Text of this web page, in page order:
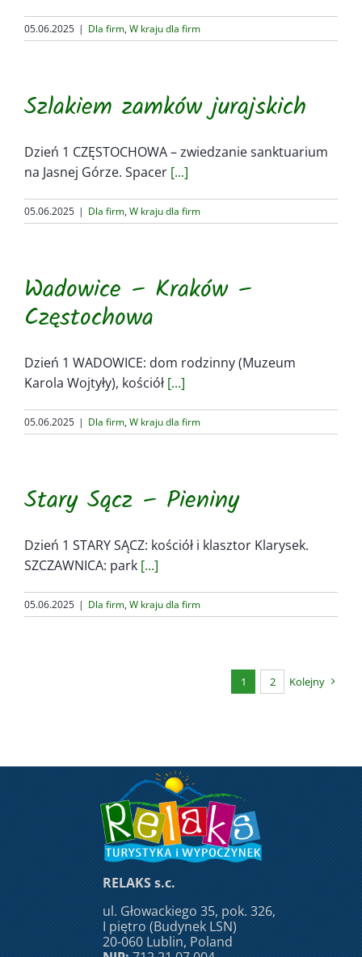
05.06.2025 | Dla firm, W kraju dla firm
Szlakiem zamków jurajskich
Dzień 1 CZĘSTOCHOWA – zwiedzanie sanktuarium
na Jasnej Górze. Spacer [...]
05.06.2025 | Dla firm, W kraju dla firm
Wadowice – Kraków –
Częstochowa
Dzień 1 WADOWICE: dom rodzinny (Muzeum
Karola Wojtyły), kościół [...]
05.06.2025 | Dla firm, W kraju dla firm
Stary Sącz – Pieniny
Dzień 1 STARY SĄCZ: kościół i klasztor Klarysek.
SZCZAWNICA: park [...]
05.06.2025 | Dla firm, W kraju dla firm
1 2 Kolejny
RELAKS s.c.
ul. Głowackiego 35, pok. 326,
I piętro (Budynek LSN)
20-060 Lublin, Poland